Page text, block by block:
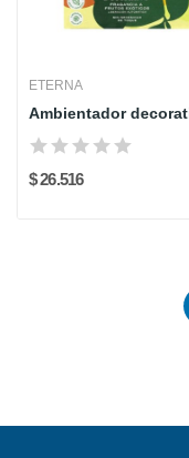
ETERNA
$ 26.516